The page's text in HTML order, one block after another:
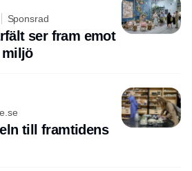
Sponsrad
ser fram emot
miljö
till framtidens